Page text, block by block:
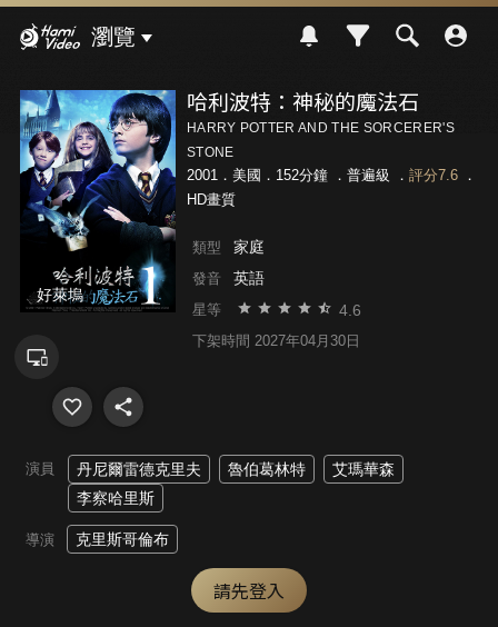
瀏覽
好萊塢
哈利波特：神秘的魔法石
HARRY POTTER AND THE SORCERER'S
STONE
2001．美國．152分鐘 ． 普遍級 ． 評分7.6．
HD畫質
類型 家庭
發音 英語
星等 4.6
下架時間 2027年04月30日
演員 丹尼爾雷德克里夫 魯伯葛林特
艾瑪華森
李察哈里斯
導演 克里斯哥倫布
請先登入